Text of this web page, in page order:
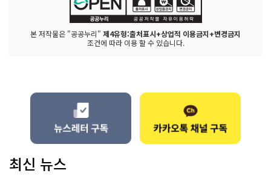
본 저작물은 "공공누리" 제4유형:출처표시+상업적 이용금지+변경금지
조건에 따라 이용 할 수 있습니다.
최신 뉴스